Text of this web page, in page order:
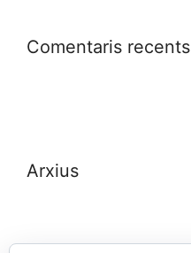
Comentaris recents
Arxius